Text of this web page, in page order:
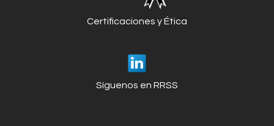
Certificaciones y Ética
Síguenos en RRSS